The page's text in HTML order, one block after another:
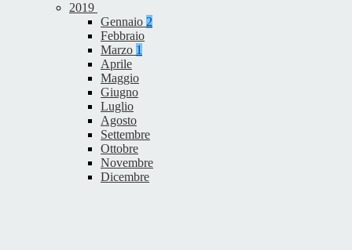
2019
Gennaio 2
Febbraio
Marzo 1
Aprile
Maggio
Giugno
Luglio
Agosto
Settembre
Ottobre
Novembre
Dicembre